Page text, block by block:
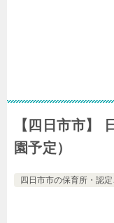
【四日市市】
園予定）
四日市市の保育所・認